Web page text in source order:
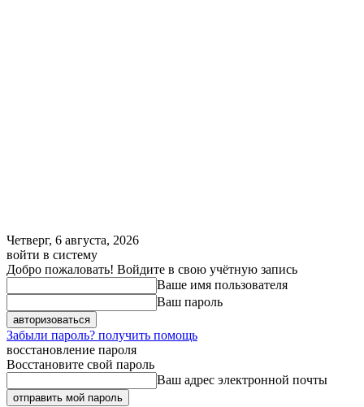
Четверг, 6 августа, 2026
войти в систему
Добро пожаловать! Войдите в свою учётную запись
Ваше имя пользователя
Ваш пароль
Забыли пароль? получить помощь
восстановление пароля
Восстановите свой пароль
Ваш адрес электронной почты